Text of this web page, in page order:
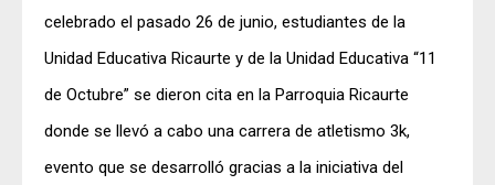
celebrado el pasado 26 de junio, estudiantes de la
Unidad Educativa Ricaurte y de la Unidad Educativa “11
de Octubre” se dieron cita en la Parroquia Ricaurte
donde se llevó a cabo una carrera de atletismo 3k,
evento que se desarrolló gracias a la iniciativa del